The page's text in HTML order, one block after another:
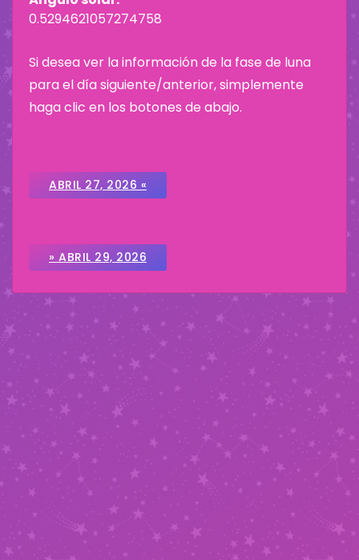
0.5294621057274758
Si desea ver la información de la fase de luna
para el día siguiente/anterior, simplemente
haga clic en los botones de abajo.
ABRIL 27, 2026 «
» ABRIL 29, 2026